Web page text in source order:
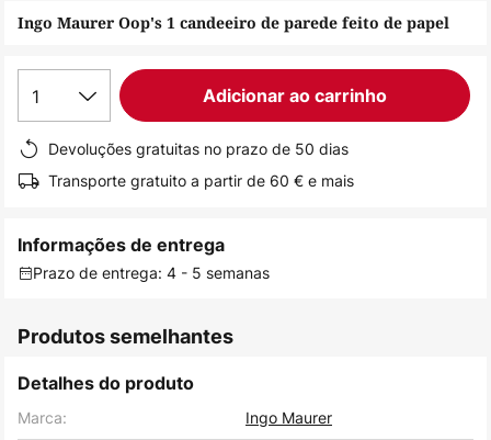
da
de
imagens
Ingo Maurer Oop's 1 candeeiro de parede feito de papel
1 Adicionar ao carrinho
Devoluções gratuitas no prazo de 50 dias
Transporte gratuito a partir de 60 € e mais
Informações de entrega
Prazo de entrega: 4 - 5 semanas
Produtos semelhantes
Detalhes do produto
Marca:
Ingo Maurer